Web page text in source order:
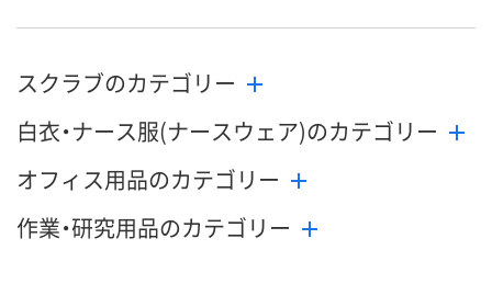
お届け日 8月25日（火）まで 8月11日（火） 8月25日（火）
数量
カゴへ
数量
カゴへ カ
スクラブのカテゴリー
白衣・ナース服(ナースウェア)のカテゴリー
オフィス用品のカテゴリー
作業・研究用品のカテゴリー